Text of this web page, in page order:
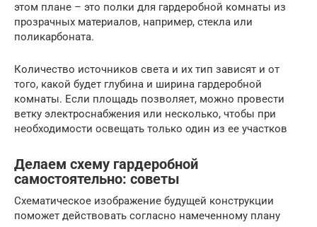
этом плане – это полки для гардеробной комнаты из
прозрачных материалов, например, стекла или
поликарбоната.
Количество источников света и их тип зависят и от
того, какой будет глубина и ширина гардеробной
комнаты. Если площадь позволяет, можно провести
ветку электроснабжения или несколько, чтобы при
необходимости освещать только один из ее участков
Делаем схему гардеробной
самостоятельно: советы
Схематическое изображение будущей конструкции
поможет действовать согласно намеченному плану